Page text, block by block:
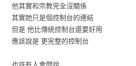
他其實和宗教完全沒關係
其實她只是個控制台的連結
但是 他比傳統控制台還要好用
應該說是 更完整的控制台